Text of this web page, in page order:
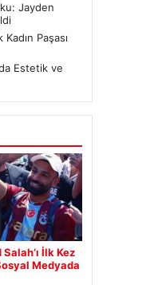
Jayden
Paşası
Estetik ve
İlk Kez
Medyada